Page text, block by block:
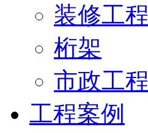
装修工程
桁架
市政工程
工程案例